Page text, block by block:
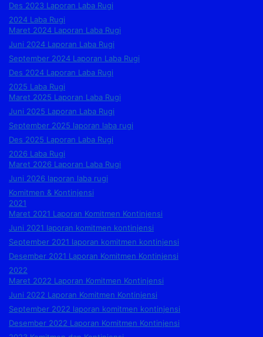
Des 2023 Laporan Laba Rugi
2024 Laba Rugi
Maret 2024 Laporan Laba Rugi
Juni 2024 Laporan Laba Rugi
September 2024 Laporan Laba Rugi
Des 2024 Laporan Laba Rugi
2025 Laba Rugi
Maret 2025 Laporan Laba Rugi
Juni 2025 Laporan Laba Rugi
September 2025 laporan laba rugi
Des 2025 Laporan Laba Rugi
2026 Laba Rugi
Maret 2026 Laporan Laba Rugi
Juni 2026 laporan laba rugi
Komitmen & Kontinjensi
2021
Maret 2021 Laporan Komitmen Kontinjensi
Juni 2021 laporan komitmen kontinjensi
September 2021 laporan komitmen kontinjensi
Desember 2021 Laporan Komitmen Kontinjensi
2022
Maret 2022 Laporan Komitmen Kontinjensi
Juni 2022 Laporan Komitmen Kontinjensi
September 2022 laporan komitmen kontinjensi
Desember 2022 Laporan Komitmen Kontinjensi